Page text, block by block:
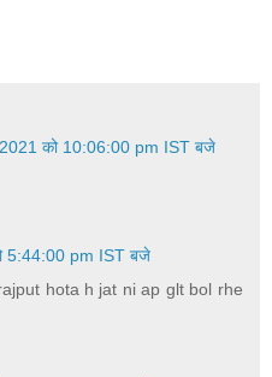
2021 को 10:06:00 pm IST बजे
5:44:00 pm IST बजे
hota h jat ni ap glt bol rhe